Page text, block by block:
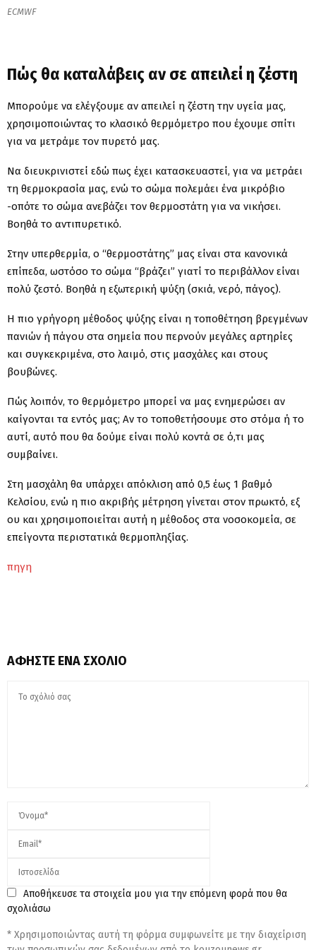
ECMWF
Πώς θα καταλάβεις αν σε απειλεί η ζέστη
Μπορούμε να ελέγξουμε αν απειλεί η ζέστη την υγεία μας,
χρησιμοποιώντας το κλασικό θερμόμετρο που έχουμε σπίτι
για να μετράμε τον πυρετό μας.
Να διευκρινιστεί εδώ πως έχει κατασκευαστεί, για να μετράει
τη θερμοκρασία μας, ενώ το σώμα πολεμάει ένα μικρόβιο
-οπότε το σώμα ανεβάζει τον θερμοστάτη για να νικήσει.
Βοηθά το αντιπυρετικό.
Στην υπερθερμία, ο “θερμοστάτης” μας είναι στα κανονικά
επίπεδα, ωστόσο το σώμα “βράζει” γιατί το περιβάλλον είναι
πολύ ζεστό. Βοηθά η εξωτερική ψύξη (σκιά, νερό, πάγος).
Η πιο γρήγορη μέθοδος ψύξης είναι η τοποθέτηση βρεγμένων
πανιών ή πάγου στα σημεία που περνούν μεγάλες αρτηρίες
και συγκεκριμένα, στο λαιμό, στις μασχάλες και στους
βουβώνες.
Πώς λοιπόν, το θερμόμετρο μπορεί να μας ενημερώσει αν
καίγονται τα εντός μας; Αν το τοποθετήσουμε στο στόμα ή το
αυτί, αυτό που θα δούμε είναι πολύ κοντά σε ό,τι μας
συμβαίνει.
Στη μασχάλη θα υπάρχει απόκλιση από 0,5 έως 1 βαθμό
Κελσίου, ενώ η πιο ακριβής μέτρηση γίνεται στον πρωκτό, εξ
ου και χρησιμοποιείται αυτή η μέθοδος στα νοσοκομεία, σε
επείγοντα περιστατικά θερμοπληξίας.
πηγη
ΑΦΉΣΤΕ ΈΝΑ ΣΧΌΛΙΟ
Αποθήκευσε τα στοιχεία μου για την επόμενη φορά που θα
σχολιάσω
* Χρησιμοποιώντας αυτή τη φόρμα συμφωνείτε με την διαχείριση